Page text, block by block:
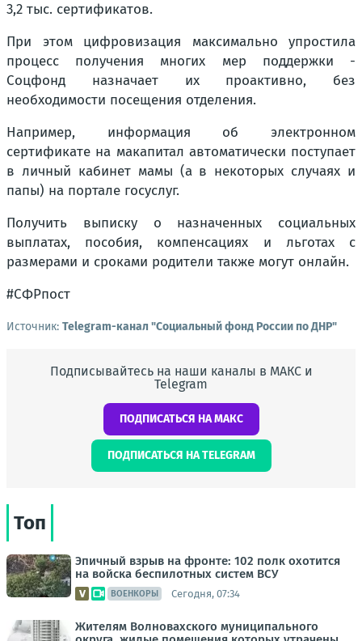
3,2 тыс. сертификатов.
При этом цифровизация максимально упростила
процесс получения многих мер поддержки -
Соцфонд назначает их проактивно, без
необходимости посещения отделения.
Например, информация об электронном
сертификате на макапитал автоматически поступает
в личный кабинет мамы (а в некоторых случаях и
папы) на портале госуслуг.
Получить выписку о назначенных социальных
выплатах, пособия, компенсациях и льготах с
размерами и сроками родители также могут онлайн.
#СФРпост
Источник: Telegram-канал "Социальный фонд России по ДНР"
Подписывайтесь на наши каналы в МАКС и
Telegram
ПОДПИСАТЬСЯ НА МАКС
ПОДПИСАТЬСЯ НА TELEGRAM
Топ
Эпичный взрыв на фронте: 102 полк охотится
на войска беспилотных систем ВСУ
ВОЕНКОРЫ Сегодня, 07:34
Жителям Волновахского муниципального